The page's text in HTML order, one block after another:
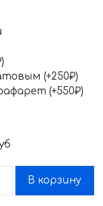
(+250₽)
(+550₽)
Количество
В корзину